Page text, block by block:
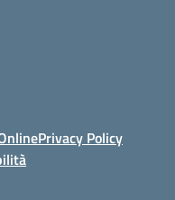
Privacy Policy